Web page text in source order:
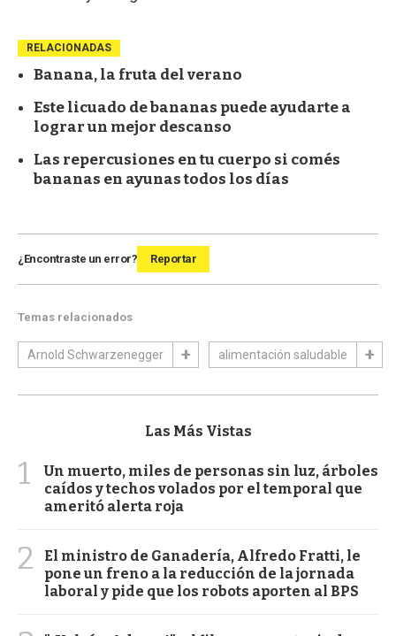
RELACIONADAS
Banana, la fruta del verano
Este licuado de bananas puede ayudarte a
lograr un mejor descanso
Las repercusiones en tu cuerpo si comés
bananas en ayunas todos los días
¿Encontraste un error? Reportar
Temas relacionados
Arnold Schwarzenegger alimentación saludable
Las Más Vistas
1
Un muerto, miles de personas sin luz, árboles
caídos y techos volados por el temporal que
ameritó alerta roja
2
El ministro de Ganadería, Alfredo Fratti, le
pone un freno a la reducción de la jornada
laboral y pide que los robots aporten al BPS